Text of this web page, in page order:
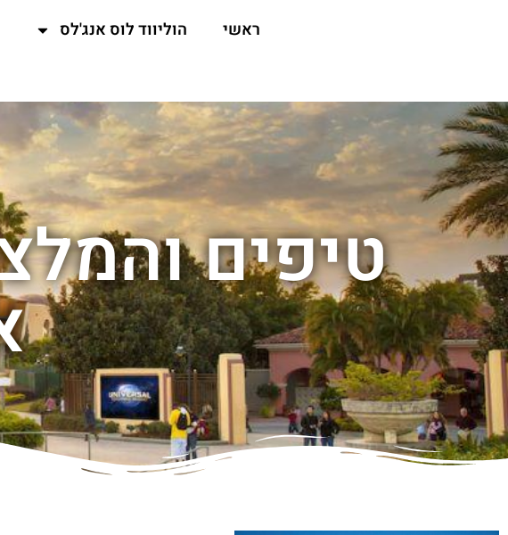
ראשי הוליווד לוס אנג'לס
טיפים